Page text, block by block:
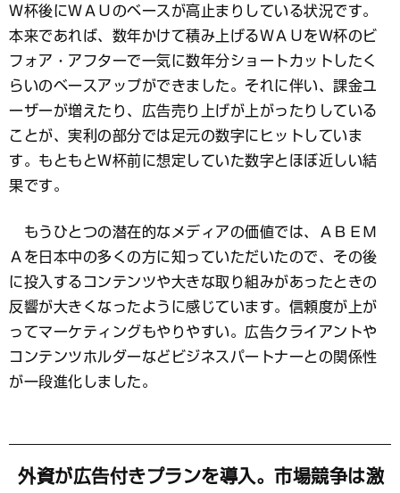
Ｗ杯後にＷＡＵのベースが高止まりしている状況です。
本来であれば、数年かけて積み上げるＷＡＵをＷ杯のビ
フォア・アフターで一気に数年分ショートカットしたく
らいのベースアップができました。それに伴い、課金ユ
ーザーが増えたり、広告売り上げが上がったりしている
ことが、実利の部分では足元の数字にヒットしていま
す。もともとＷ杯前に想定していた数字とほぼ近しい結
果です。
もうひとつの潜在的なメディアの価値では、ＡＢＥＭ
Ａを日本中の多くの方に知っていただいたので、その後
に投入するコンテンツや大きな取り組みがあったときの
反響が大きくなったように感じています。信頼度が上が
ってマーケティングもやりやすい。広告クライアントや
コンテンツホルダーなどビジネスパートナーとの関係性
が一段進化しました。
外資が広告付きプランを導入。市場競争は激